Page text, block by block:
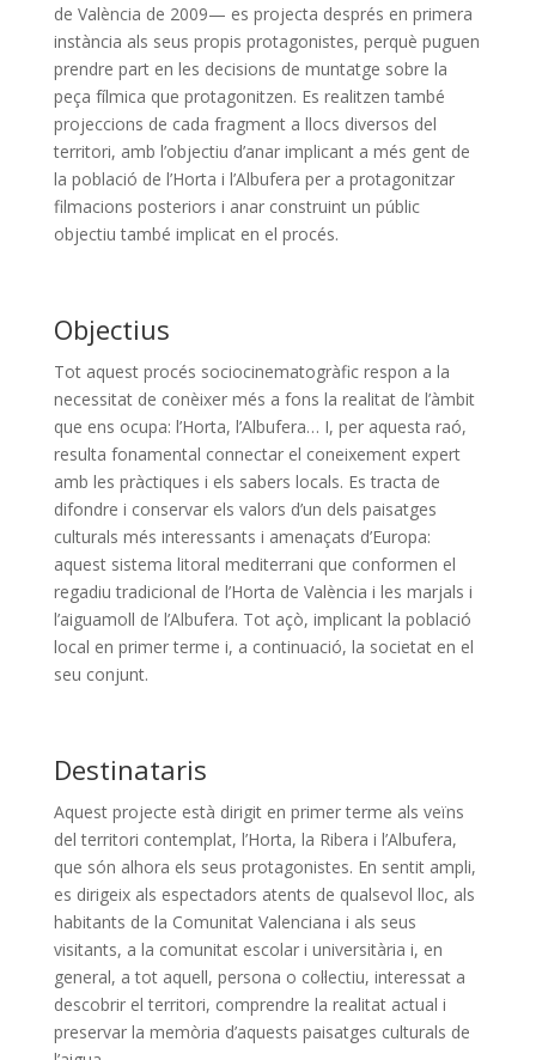
de València de 2009— es projecta després en primera
instància als seus propis protagonistes, perquè puguen
prendre part en les decisions de muntatge sobre la
peça fílmica que protagonitzen. Es realitzen també
projeccions de cada fragment a llocs diversos del
territori, amb l’objectiu d’anar implicant a més gent de
la població de l’Horta i l’Albufera per a protagonitzar
filmacions posteriors i anar construint un públic
objectiu també implicat en el procés.
Objectius
Tot aquest procés sociocinematogràfic respon a la
necessitat de conèixer més a fons la realitat de l’àmbit
que ens ocupa: l’Horta, l’Albufera… I, per aquesta raó,
resulta fonamental connectar el coneixement expert
amb les pràctiques i els sabers locals. Es tracta de
difondre i conservar els valors d’un dels paisatges
culturals més interessants i amenaçats d’Europa:
aquest sistema litoral mediterrani que conformen el
regadiu tradicional de l’Horta de València i les marjals i
l’aiguamoll de l’Albufera. Tot açò, implicant la població
local en primer terme i, a continuació, la societat en el
seu conjunt.
Destinataris
Aquest projecte està dirigit en primer terme als veïns
del territori contemplat, l’Horta, la Ribera i l’Albufera,
que són alhora els seus protagonistes. En sentit ampli,
es dirigeix als espectadors atents de qualsevol lloc, als
habitants de la Comunitat Valenciana i als seus
visitants, a la comunitat escolar i universitària i, en
general, a tot aquell, persona o col·lectiu, interessat a
descobrir el territori, comprendre la realitat actual i
preservar la memòria d’aquests paisatges culturals de